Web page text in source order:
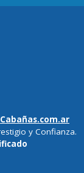
Cabañas.com.ar
y Confianza.